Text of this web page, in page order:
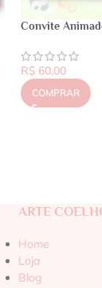
Convite
R$60,00
COMPRAR
ARTE
Home
Loja
Blog